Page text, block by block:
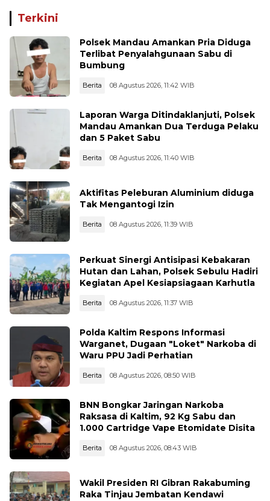
Perhatian
Terkini
Polsek Mandau Amankan Pria Diduga
Terlibat Penyalahgunaan Sabu di
Bumbung
Berita 08 Agustus 2026, 11:42 WIB
Laporan Warga Ditindaklanjuti, Polsek
Mandau Amankan Dua Terduga Pelaku
dan 5 Paket Sabu
Berita 08 Agustus 2026, 11:40 WIB
Aktifitas Peleburan Aluminium diduga
Tak Mengantogi Izin
Berita 08 Agustus 2026, 11:39 WIB
Perkuat Sinergi Antisipasi Kebakaran
Hutan dan Lahan, Polsek Sebulu Hadiri
Kegiatan Apel Kesiapsiagaan Karhutla
Berita 08 Agustus 2026, 11:37 WIB
Polda Kaltim Respons Informasi
Warganet, Dugaan "Loket" Narkoba di
Waru PPU Jadi Perhatian
Berita 08 Agustus 2026, 08:50 WIB
BNN Bongkar Jaringan Narkoba
Raksasa di Kaltim, 92 Kg Sabu dan
1.000 Cartridge Vape Etomidate Disita
Berita 08 Agustus 2026, 08:43 WIB
Wakil Presiden RI Gibran Rakabuming
Raka Tinjau Jembatan Kendawi